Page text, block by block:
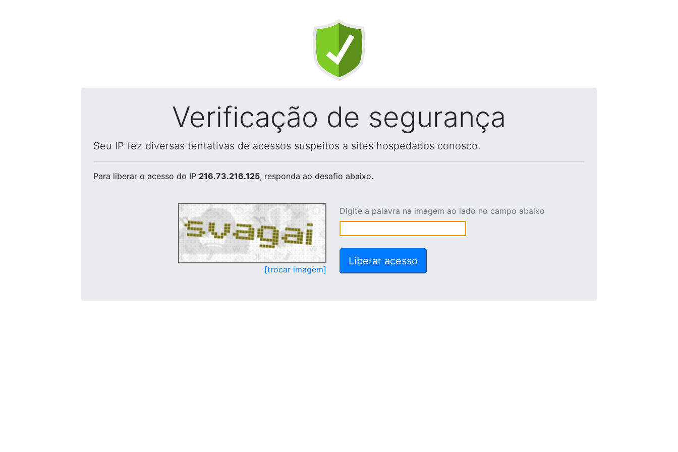
Verificação de segurança
Seu IP fez diversas tentativas de acessos suspeitos a sites hospedados conosco.
Para liberar o acesso do IP 216.73.216.125, responda ao desafio abaixo.
[trocar imagem]
Digite a palavra na imagem ao lado no campo abaixo